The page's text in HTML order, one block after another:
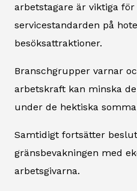
arbetstagare är viktiga
servicestandarden på
besöksattraktioner.
Branschgrupper varnar
arbetskraft kan minska
under de hektiska
Samtidigt fortsätter
gränsbevakningen med
arbetsgivarna.